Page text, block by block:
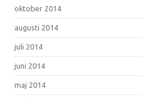
oktober 2014
augusti 2014
juli 2014
juni 2014
maj 2014